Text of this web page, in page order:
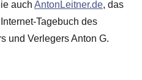
auch AntonLeitner.de, das
Tagebuch des
und Verlegers Anton G.